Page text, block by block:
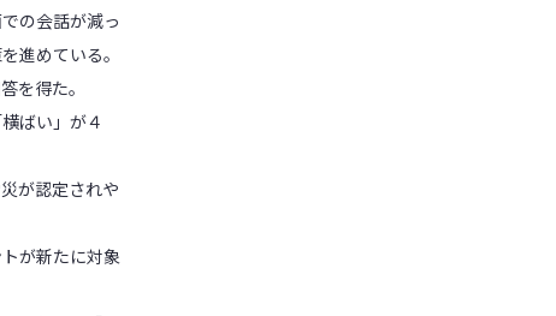
の会話が減っ
進めている。
を得た。
ばい」が４
が認定されや
が新たに対象